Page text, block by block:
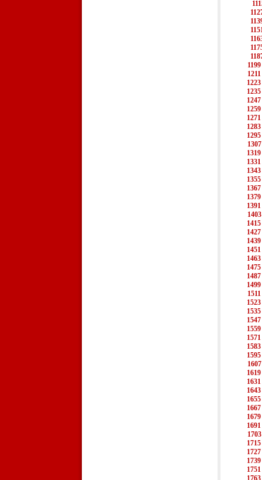
1199
1211
1223
1235
1247
1259
1271
1283
1295
1307
1319
1331
1343
1355
1367
1379
1391
1403
1415
1427
1439
1451
1463
1475
1487
1499
1511
1523
1535
1547
1559
1571
1583
1595
1607
1619
1631
1643
1655
1667
1679
1691
1703
1715
1727
1739
1751
1763